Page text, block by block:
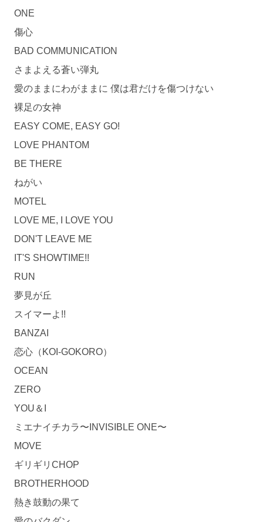
ONE
傷心
BAD COMMUNICATION
さまよえる蒼い弾丸
愛のままにわがままに 僕は君だけを傷つけない
裸足の女神
EASY COME, EASY GO!
LOVE PHANTOM
BE THERE
ねがい
MOTEL
LOVE ME, I LOVE YOU
DON'T LEAVE ME
IT'S SHOWTIME!!
RUN
夢見が丘
スイマーよ!!
BANZAI
恋心（KOI-GOKORO）
OCEAN
ZERO
YOU＆I
ミエナイチカラ〜INVISIBLE ONE〜
MOVE
ギリギリCHOP
BROTHERHOOD
熱き鼓動の果て